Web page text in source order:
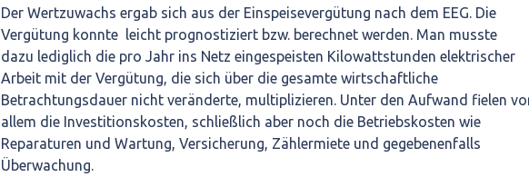
Der Wertzuwachs ergab sich aus der Einspeisevergütung nach dem EEG. Die
Vergütung konnte leicht prognostiziert bzw. berechnet werden. Man musste
dazu lediglich die pro Jahr ins Netz eingespeisten Kilowattstunden elektrischer
Arbeit mit der Vergütung, die sich über die gesamte wirtschaftliche
Betrachtungsdauer nicht veränderte, multiplizieren. Unter den Aufwand fielen
allem die Investitionskosten, schließlich aber noch die Betriebskosten wie
Reparaturen und Wartung, Versicherung, Zählermiete und gegebenenfalls
Überwachung.